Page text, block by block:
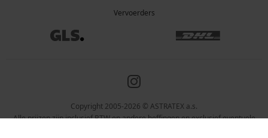
Vervoerders
Copyright 2005-2026 © ASTRATEX a.s.
Alle prijzen zijn inclusief BTW en andere heffingen en exclusief eventuele